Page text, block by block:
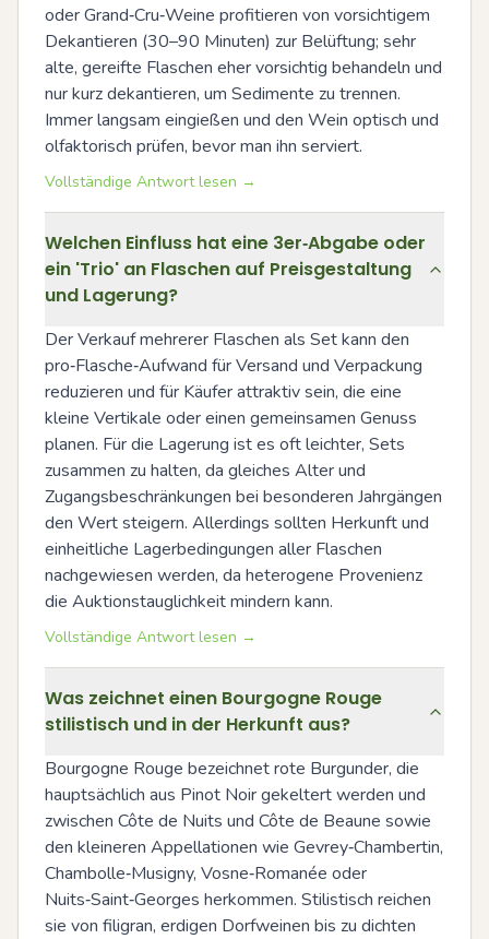
oder Grand‑Cru‑Weine profitieren von vorsichtigem
Dekantieren (30–90 Minuten) zur Belüftung; sehr
alte, gereifte Flaschen eher vorsichtig behandeln und
nur kurz dekantieren, um Sedimente zu trennen.
Immer langsam eingießen und den Wein optisch und
olfaktorisch prüfen, bevor man ihn serviert.
Vollständige Antwort lesen →
Welchen Einfluss hat eine 3er‑Abgabe oder
ein 'Trio' an Flaschen auf Preisgestaltung
und Lagerung?
Der Verkauf mehrerer Flaschen als Set kann den
pro‑Flasche‑Aufwand für Versand und Verpackung
reduzieren und für Käufer attraktiv sein, die eine
kleine Vertikale oder einen gemeinsamen Genuss
planen. Für die Lagerung ist es oft leichter, Sets
zusammen zu halten, da gleiches Alter und
Zugangsbeschränkungen bei besonderen Jahrgängen
den Wert steigern. Allerdings sollten Herkunft und
einheitliche Lagerbedingungen aller Flaschen
nachgewiesen werden, da heterogene Provenienz
die Auktionstauglichkeit mindern kann.
Vollständige Antwort lesen →
Was zeichnet einen Bourgogne Rouge
stilistisch und in der Herkunft aus?
Bourgogne Rouge bezeichnet rote Burgunder, die
hauptsächlich aus Pinot Noir gekeltert werden und
zwischen Côte de Nuits und Côte de Beaune sowie
den kleineren Appellationen wie Gevrey‑Chambertin,
Chambolle‑Musigny, Vosne‑Romanée oder
Nuits‑Saint‑Georges herkommen. Stilistisch reichen
sie von filigran, erdigen Dorfweinen bis zu dichten